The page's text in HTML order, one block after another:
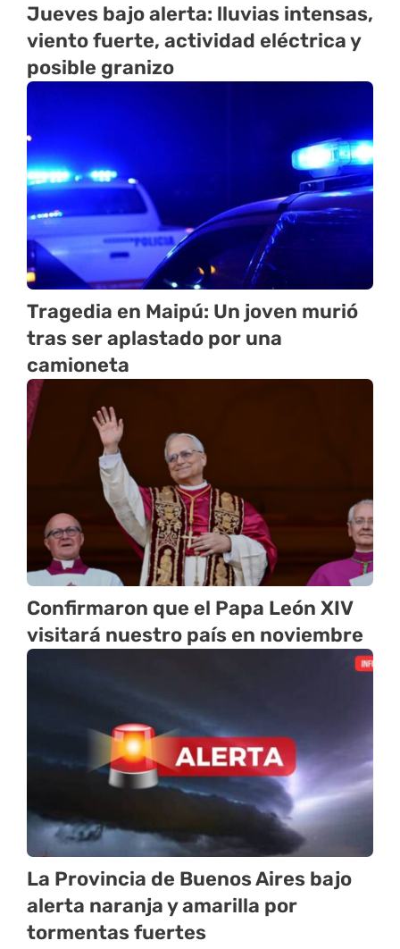
Jueves bajo alerta: lluvias intensas,
viento fuerte, actividad eléctrica y
posible granizo
Tragedia en Maipú: Un joven murió
tras ser aplastado por una
camioneta
Confirmaron que el Papa León XIV
visitará nuestro país en noviembre
La Provincia de Buenos Aires bajo
alerta naranja y amarilla por
tormentas fuertes